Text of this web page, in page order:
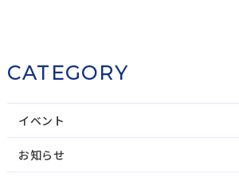
CATEGORY
イベント
お知らせ